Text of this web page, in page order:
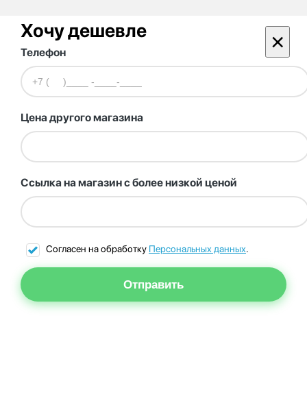
Хочу дешевле ×
Телефон
Цена другого магазина
Ссылка на магазин с более низкой ценой
Согласен на обработку Персональных данных.
Отправить